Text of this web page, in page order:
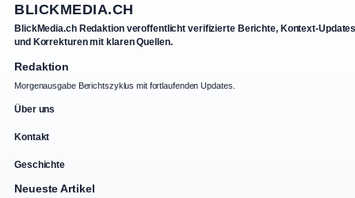
BLICKMEDIA.CH
BlickMedia.ch Redaktion veroffentlicht verifizierte Berichte, Kontext-
und Korrekturen mit klaren Quellen.
Redaktion
Morgenausgabe Berichtszyklus mit fortlaufenden Updates.
Über uns
Kontakt
Geschichte
Neueste Artikel